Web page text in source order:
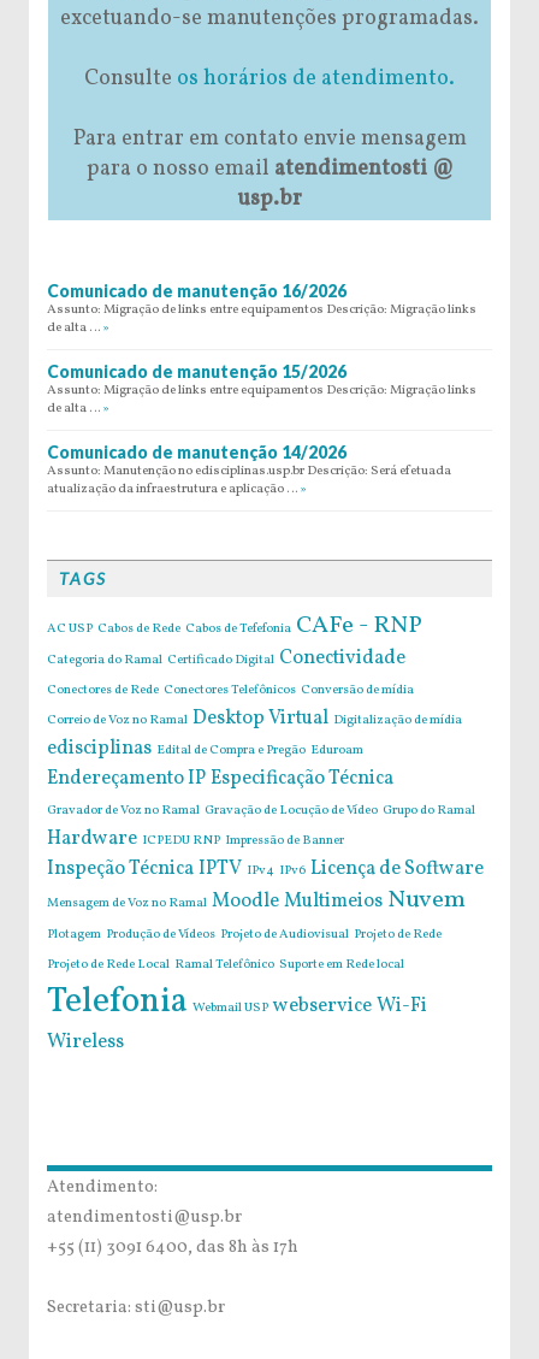
excetuando-se manutenções programadas.
Consulte os horários de atendimento.
Para entrar em contato envie mensagem
para o nosso email atendimentosti @
usp.br
Comunicado de manutenção 16/2026
Assunto: Migração de links entre equipamentos Descrição: Migração links
de alta … »
Comunicado de manutenção 15/2026
Assunto: Migração de links entre equipamentos Descrição: Migração links
de alta … »
Comunicado de manutenção 14/2026
Assunto: Manutenção no edisciplinas.usp.br Descrição: Será efetuada
atualização da infraestrutura e aplicação … »
TAGS
AC USP Cabos de Rede Cabos de Tefefonia CAFe - RNP
Categoria do Ramal Certificado Digital Conectividade
Conectores de Rede Conectores Telefônicos Conversão de mídia
Correio de Voz no Ramal Desktop Virtual Digitalização de mídia
edisciplinas Edital de Compra e Pregão Eduroam
Endereçamento IPEspecificação Técnica
Gravador de Voz no Ramal Gravação de Locução de Vídeo Grupo do Ramal
Hardware ICPEDU RNP Impressão de Banner
Inspeção TécnicaIPTV IPv4 IPv6 Licença de Software
Mensagem de Voz no Ramal MoodleMultimeios Nuvem
Plotagem Produção de Vídeos Projeto de Audiovisual Projeto de Rede
Projeto de Rede Local Ramal Telefônico Suporte em Rede local
Telefonia Webmail USP webserviceWi-Fi
Wireless
Atendimento:
atendimentosti@usp.br
+55 (11) 3091 6400, das 8h às 17h
Secretaria: sti@usp.br